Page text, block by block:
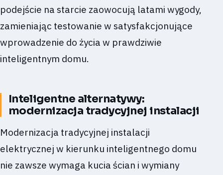
podejście na starcie zaowocują latami wygody,
zamieniając testowanie w satysfakcjonujące
wprowadzenie do życia w prawdziwie
inteligentnym domu.
Inteligentne alternatywy:
modernizacja tradycyjnej instalacji
Modernizacja tradycyjnej instalacji
elektrycznej w kierunku inteligentnego domu
nie zawsze wymaga kucia ścian i wymiany